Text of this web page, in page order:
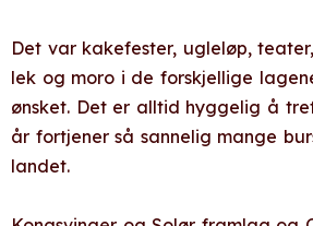
Det var kakefester, ugleløp,
lek og moro i de forskjellige
ønsket. Det er alltid hyggelig å
år fortjener så sannelig mange
landet.